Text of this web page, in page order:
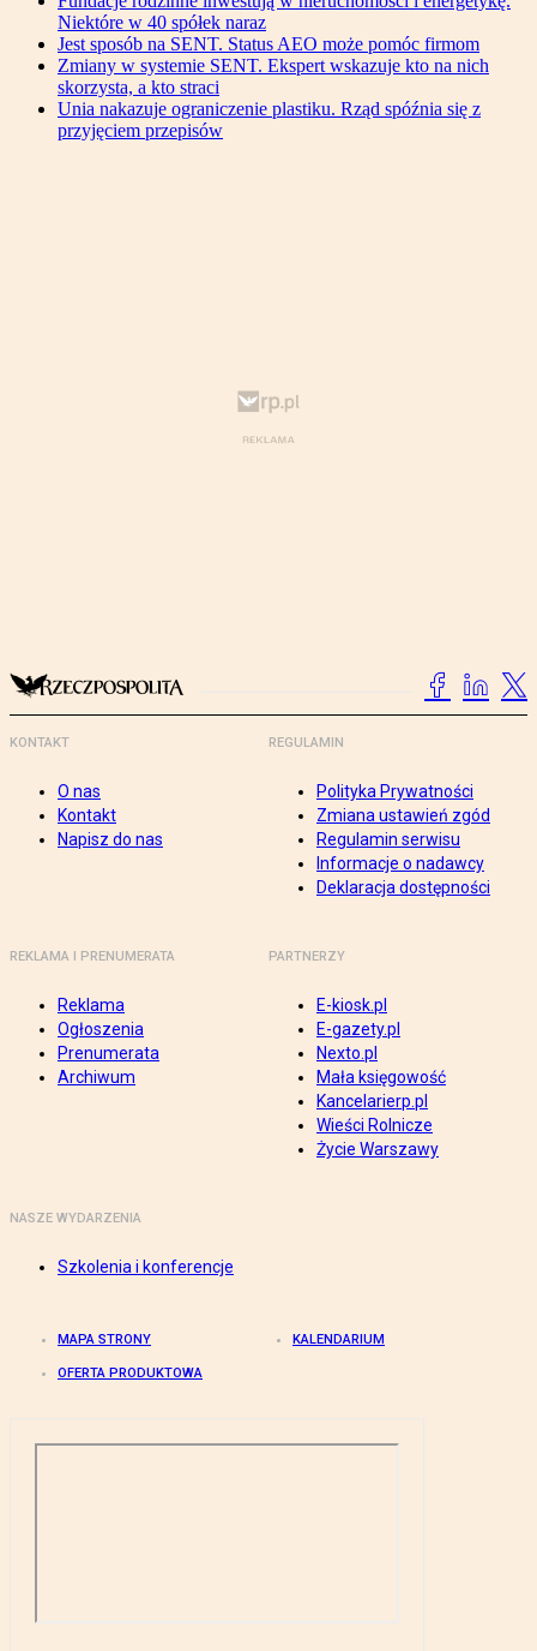
Niektóre w 40 spółek naraz
Jest sposób na SENT. Status AEO może pomóc firmom
Zmiany w systemie SENT. Ekspert wskazuje kto na nich
skorzysta, a kto straci
Unia nakazuje ograniczenie plastiku. Rząd spóźnia się z
przyjęciem przepisów
KONTAKT
O nas
Kontakt
Napisz do nas
REGULAMIN
Polityka Prywatności
Zmiana ustawień zgód
Regulamin serwisu
Informacje o nadawcy
Deklaracja dostępności
REKLAMA I PRENUMERATA
Reklama
Ogłoszenia
Prenumerata
Archiwum
PARTNERZY
E-kiosk.pl
E-gazety.pl
Nexto.pl
Mała księgowość
Kancelarierp.pl
Wieści Rolnicze
Życie Warszawy
NASZE WYDARZENIA
Szkolenia i konferencje
MAPA STRONY KALENDARIUM
OFERTA PRODUKTOWA